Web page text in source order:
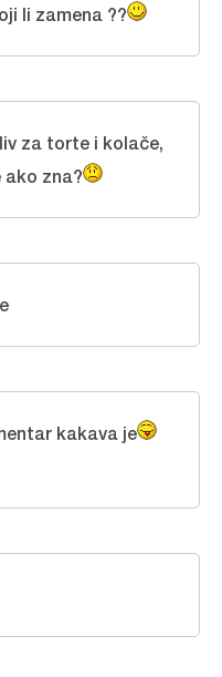
li zamena ??
za torte i kolače,
ako zna?
kakava je